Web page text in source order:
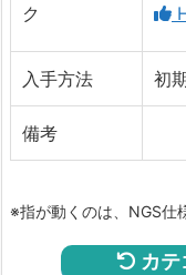
ク
入手方法 初
備考
※指が動くのは、NGS仕
カ